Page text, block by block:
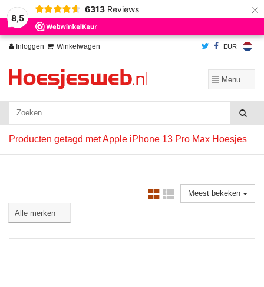
8,5
6313 Reviews ×
Inloggen Winkelwagen EUR
Producten getagd met Apple iPhone 13 Pro Max Hoesjes
Meest bekeken
Wij slaan cookies op om onze website te verbeteren. Is dat akkoord?
Ja
Nee